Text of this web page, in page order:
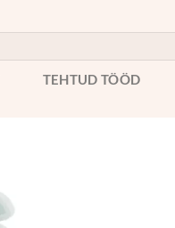
TEHTUD TÖÖD